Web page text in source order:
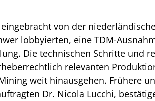
von der
lobbyierten, eine TDM-
Die technischen Schritte und
relevanten
weit hinausgehen. Frühere
Dr. Nicola Lucchi,